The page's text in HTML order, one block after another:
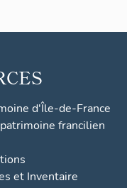
d'Île-de-France
francilien
et Inventaire